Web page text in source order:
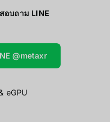
อบถาม LINE
@metaxr
eGPU